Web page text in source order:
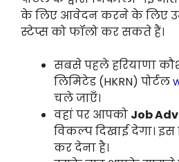
के लिए आवेदन करने के लिए
स्टेप्स को फॉलो कर सकते हैं।
सबसे पहले हरियाणा
लिमिटेड (HKRN) पोर्टल
चले जाएँ।
वहां पर आपको Job
विकल्प दिखाई देगा।
कर देना है।